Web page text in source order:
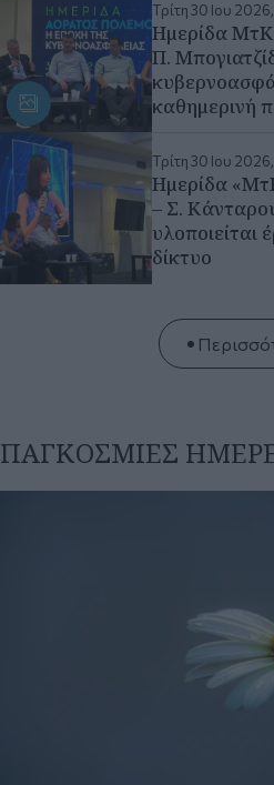
– Σ.
υλοποιείται
δίκτυο
ΠΑΓΚΟΣΜΙΕΣ
Εορτολόγιο: Ποιοι γιορτάζουν
Σήμερα επίσης είναι και η
Παγκόσμια Ημέρα κατά της
Παγκόσμια
Εμπορίας